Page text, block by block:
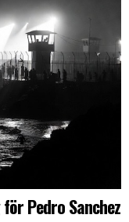
Pedro Sanchez